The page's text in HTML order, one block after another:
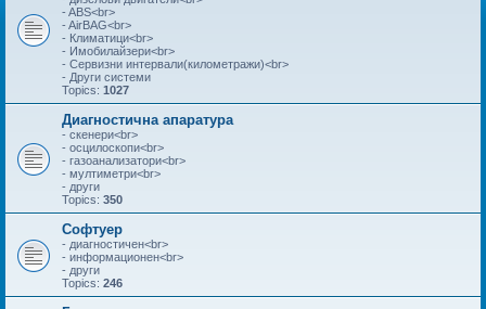
- ABS<br>
- AirBAG<br>
- Климатици<br>
- Имобилайзери<br>
- Сервизни интервали(километражи)<br>
- Други системи
Topics: 1027
Диагностична апаратура
- скенери<br>
- осцилоскопи<br>
- газоанализатори<br>
- мултиметри<br>
- други
Topics: 350
Софтуер
- диагностичен<br>
- информационен<br>
- други
Topics: 246